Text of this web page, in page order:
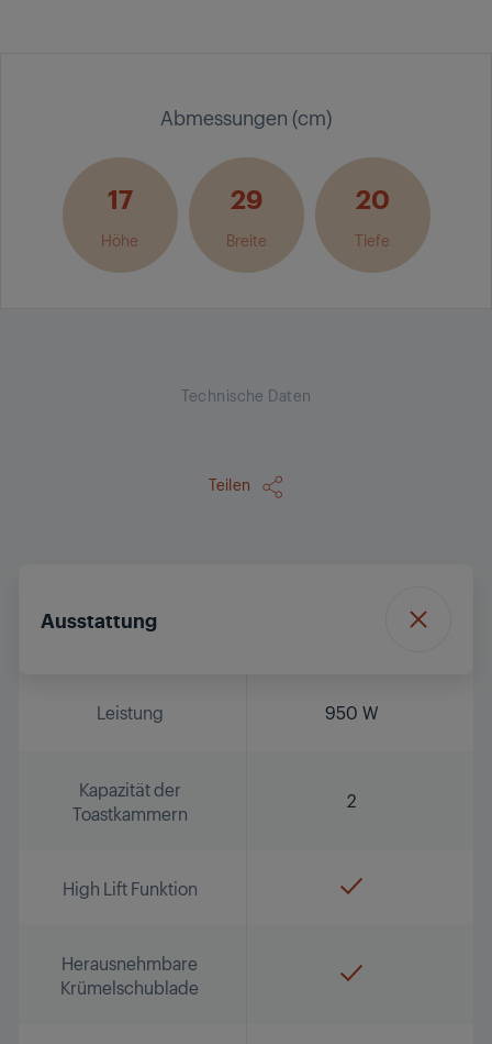
Abmessungen (cm)
17
Höhe
29
Breite
20
Tiefe
Technische Daten
Teilen
Ausstattung
Leistung 950 W
Kapazität der
Toastkammern
2
High Lift Funktion
Herausnehmbare
Krümelschublade